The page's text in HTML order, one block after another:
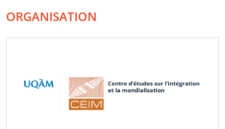
ORGANISATION